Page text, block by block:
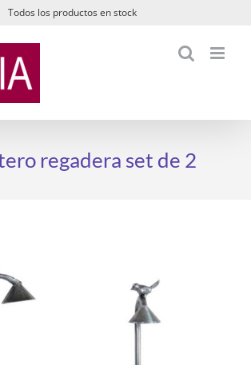
Todos los productos en stock
regadera set de 2